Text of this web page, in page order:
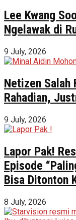
Lee Kwang
Ngelawak di
9 July, 2026
Netizen Salah
Rahadian,
9 July, 2026
Lapor Pak!
Episode
Bisa Ditonton
8 July, 2026